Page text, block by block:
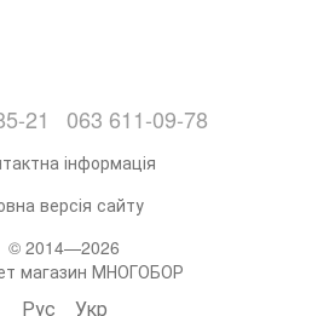
21 063 611-09-78
інформація
версія сайту
© 2014—2026
магазин МНОГОБОР
Рус Укр